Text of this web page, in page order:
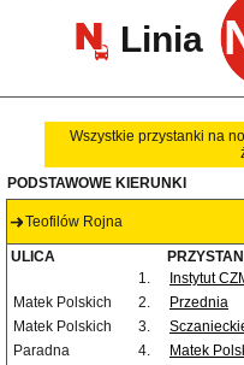
Linia
Wszystkie przystanki na
PODSTAWOWE KIERUNKI
Teofilów Rojna
ULICA
1.
Instytut
Matek Polskich
2. Przednia
Matek Polskich
3.
Paradna
4. Matek